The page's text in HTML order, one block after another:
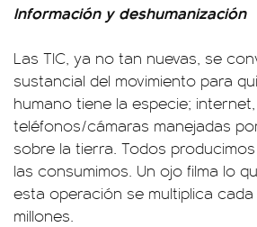
Información y deshumanización
Las TIC, ya no tan nuevas, se
sustancial del movimiento para
humano tiene la especie;
teléfonos/cámaras manejadas
sobre la tierra. Todos
las consumimos. Un ojo filma lo
esta operación se multiplica
millones.